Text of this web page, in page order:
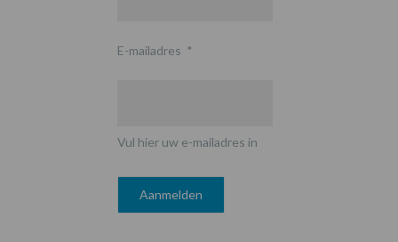
E-mailadres *
Vul hier uw e-mailadres in